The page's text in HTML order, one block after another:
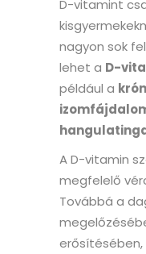
D-vitamint
nagyon sok
lehet a D-
például a
A D-vitamin
megfelelő
Továbbá a